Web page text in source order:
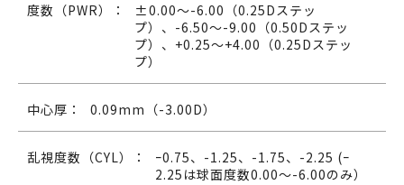
度数（PWR）：
±0.00～-6.00（0.25Dステッ
プ）、-6.50～-9.00（0.50Dステッ
プ）、+0.25～+4.00（0.25Dステッ
プ）
中心厚： 0.09mm（-3.00D）
乱視度数（CYL）：
ｰ0.75、-1.25、-1.75、-2.25 (ｰ
2.25は球面度数0.00～-6.00のみ）